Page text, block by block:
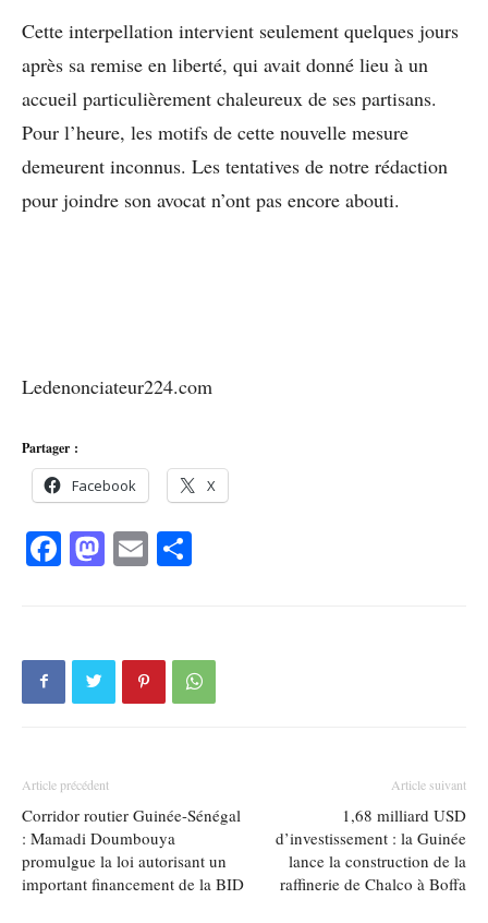
Cette interpellation intervient seulement quelques jours
après sa remise en liberté, qui avait donné lieu à un
accueil particulièrement chaleureux de ses partisans.
Pour l’heure, les motifs de cette nouvelle mesure
demeurent inconnus. Les tentatives de notre rédaction
pour joindre son avocat n’ont pas encore abouti.
Ledenonciateur224.com
Partager :
Facebook X
Facebook
Mastodon
Email
Article précédent
Corridor routier Guinée-Sénégal
: Mamadi Doumbouya
promulgue la loi autorisant un
important financement de la BID
Article suivant
1,68 milliard USD
d’investissement : la Guinée
lance la construction de la
raffinerie de Chalco à Boffa